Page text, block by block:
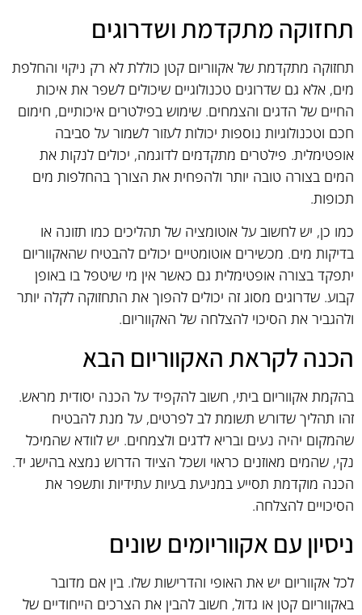
תחזוקה מתקדמת ושדרוגים
תחזוקה מתקדמת של אקווריום קטן כוללת לא רק ניקוי והחלפת
מים, אלא גם שדרוגים טכנולוגיים שיכולים לשפר את איכות
החיים של הדגים והצמחים. שימוש בפילטרים איכותיים, חימום
חכם וטכנולוגיות נוספות יכולות לעזור לשמור על סביבה
אופטימלית. פילטרים מתקדמים לדוגמה, יכולים לנקות את
המים בצורה טובה יותר ולהפחית את הצורך בהחלפות מים
תכופות.
כמו כן, יש לחשוב על אוטומציה של תהליכים כמו תזונה או
בדיקות מים. מכשירים אוטומטיים יכולים להבטיח שהאקווריום
יתפקד בצורה אופטימלית גם כאשר אין מי שיטפל בו באופן
קבוע. שדרוגים מסוג זה יכולים להפוך את התחזוקה לקלה יותר
ולהגביר את הסיכוי להצלחה של האקווריום.
הכנה לקראת האקווריום הבא
בהקמת אקווריום ביתי, חשוב להקפיד על הכנה יסודית מראש.
זהו תהליך שדורש תשומת לב לפרטים, על מנת להבטיח
שהמקום יהיה נעים ובריא לדגים ולצמחים. יש לוודא שהמיכל
נקי, שהמים מאוזנים כראוי ושכל הציוד הדרוש נמצא בהישג יד.
הכנה מוקדמת תסייע במניעת בעיות עתידיות ותשפר את
הסיכויים להצלחה.
ניסיון עם אקווריומים שונים
לכל אקווריום יש את האופי והדרישות שלו. בין אם מדובר
באקווריום קטן או גדול, חשוב להבין את הצרכים הייחודיים של